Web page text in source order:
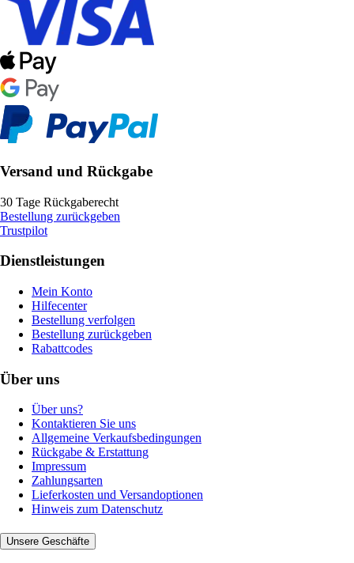
Versand und Rückgabe
30 Tage Rückgaberecht
Bestellung zurückgeben
Trustpilot
Dienstleistungen
Mein Konto
Hilfecenter
Bestellung verfolgen
Bestellung zurückgeben
Rabattcodes
Über uns
Über uns?
Kontaktieren Sie uns
Allgemeine Verkaufsbedingungen
Rückgabe & Erstattung
Impressum
Zahlungsarten
Lieferkosten und Versandoptionen
Hinweis zum Datenschutz
Unsere Geschäfte